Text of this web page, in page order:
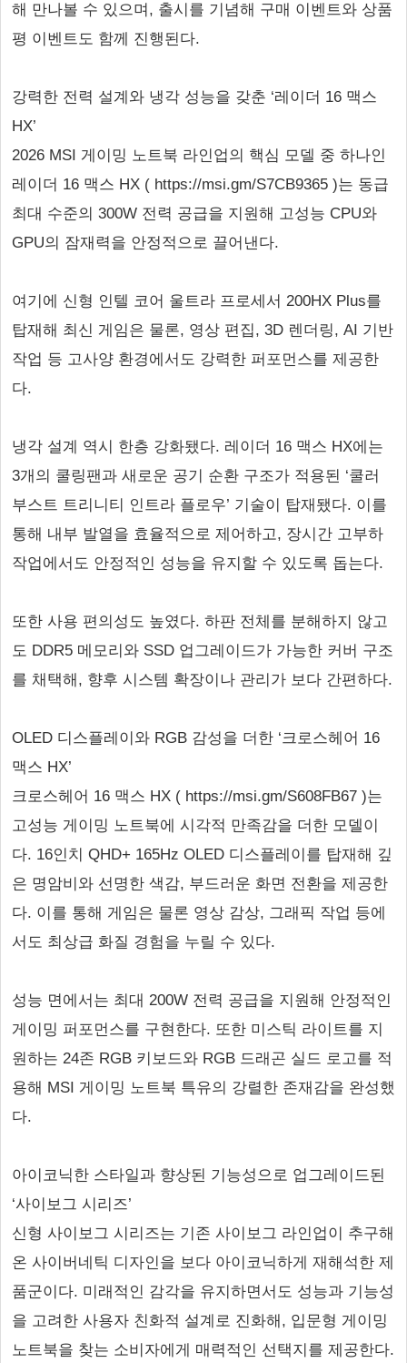
해 만나볼 수 있으며, 출시를 기념해 구매 이벤트와 상품
평 이벤트도 함께 진행된다.
강력한 전력 설계와 냉각 성능을 갖춘 ‘레이더 16 맥스
HX’
2026 MSI 게이밍 노트북 라인업의 핵심 모델 중 하나인
레이더 16 맥스 HX ( https://msi.gm/S7CB9365 )는 동급
최대 수준의 300W 전력 공급을 지원해 고성능 CPU와
GPU의 잠재력을 안정적으로 끌어낸다.
여기에 신형 인텔 코어 울트라 프로세서 200HX Plus를
탑재해 최신 게임은 물론, 영상 편집, 3D 렌더링, AI 기반
작업 등 고사양 환경에서도 강력한 퍼포먼스를 제공한
다.
냉각 설계 역시 한층 강화됐다. 레이더 16 맥스 HX에는
3개의 쿨링팬과 새로운 공기 순환 구조가 적용된 ‘쿨러
부스트 트리니티 인트라 플로우’ 기술이 탑재됐다. 이를
통해 내부 발열을 효율적으로 제어하고, 장시간 고부하
작업에서도 안정적인 성능을 유지할 수 있도록 돕는다.
또한 사용 편의성도 높였다. 하판 전체를 분해하지 않고
도 DDR5 메모리와 SSD 업그레이드가 가능한 커버 구조
를 채택해, 향후 시스템 확장이나 관리가 보다 간편하다.
OLED 디스플레이와 RGB 감성을 더한 ‘크로스헤어 16
맥스 HX’
크로스헤어 16 맥스 HX ( https://msi.gm/S608FB67 )는
고성능 게이밍 노트북에 시각적 만족감을 더한 모델이
다. 16인치 QHD+ 165Hz OLED 디스플레이를 탑재해 깊
은 명암비와 선명한 색감, 부드러운 화면 전환을 제공한
다. 이를 통해 게임은 물론 영상 감상, 그래픽 작업 등에
서도 최상급 화질 경험을 누릴 수 있다.
성능 면에서는 최대 200W 전력 공급을 지원해 안정적인
게이밍 퍼포먼스를 구현한다. 또한 미스틱 라이트를 지
원하는 24존 RGB 키보드와 RGB 드래곤 실드 로고를 적
용해 MSI 게이밍 노트북 특유의 강렬한 존재감을 완성했
다.
아이코닉한 스타일과 향상된 기능성으로 업그레이드된
‘사이보그 시리즈’
신형 사이보그 시리즈는 기존 사이보그 라인업이 추구해
온 사이버네틱 디자인을 보다 아이코닉하게 재해석한 제
품군이다. 미래적인 감각을 유지하면서도 성능과 기능성
을 고려한 사용자 친화적 설계로 진화해, 입문형 게이밍
노트북을 찾는 소비자에게 매력적인 선택지를 제공한다.